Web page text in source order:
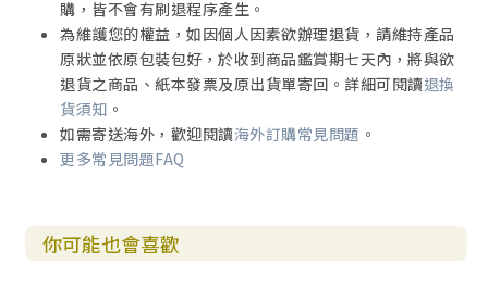
附錄：李提摩太《論今日誰能助我》
第三篇 當代中國篇
第十五章 民國的機遇
袁世凱與孫中山／「五四」思潮與俄國革命／北伐得失的深
層意涵／日本野心與八年抗戰／國共內戰導致的新局面
附錄：魏特琳的遺書
新中國成立初期的運動／大躍進的實驗／文化大革命／創造
「社會主義新人類」的努力／新中國歷史的參與者
購，皆不會有刷退程序產生。
為維護您的權益，如因個人因素欲辦理退貨，請維持產品
原狀並依原包裝包好，於收到商品鑑賞期七天內，將與欲
退貨之商品、紙本發票及原出貨單寄回。詳細可閱讀退換
貨須知 。
如需寄送海外，歡迎閱讀海外訂購常見問題 。
更多常見問題FAQ
你可能也會喜歡